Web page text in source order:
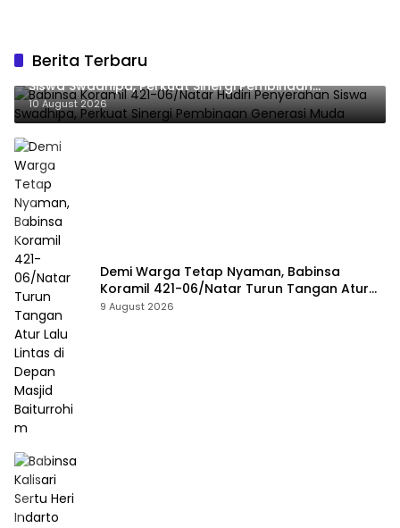
Berita Terbaru
Babinsa Koramil 421-06/Natar Hadiri Penyerahan
Siswa Swadhipa, Perkuat Sinergi Pembinaan
Generasi Muda
10 August 2026
Demi Warga Tetap Nyaman, Babinsa
Koramil 421-06/Natar Turun Tangan Atur
Lalu Lintas di Depan Masjid Baiturrohim
9 August 2026